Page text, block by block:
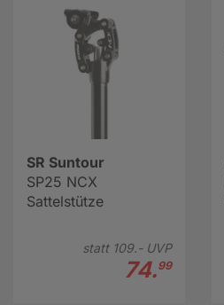
SR Suntour
SP25 NCX
Sattelstütze
statt 109.-UVP
74.99